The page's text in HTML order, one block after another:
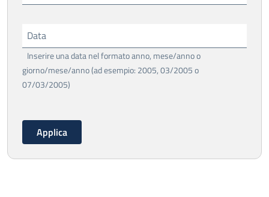
Data
Inserire una data nel formato anno, mese/anno o
giorno/mese/anno (ad esempio: 2005, 03/2005 o
07/03/2005)